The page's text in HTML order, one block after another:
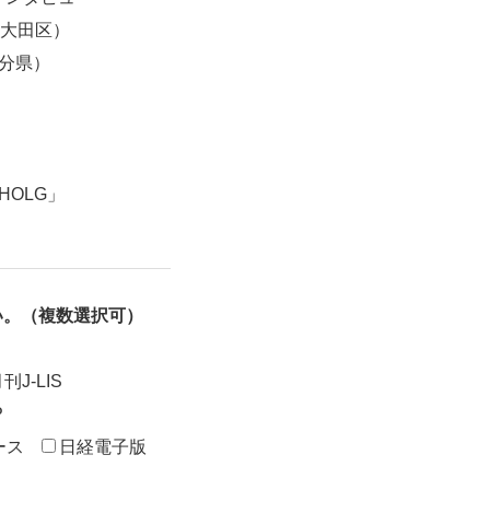
田区）
県）
」
（複数選択可）
刊J-LIS
ス
日経電子版